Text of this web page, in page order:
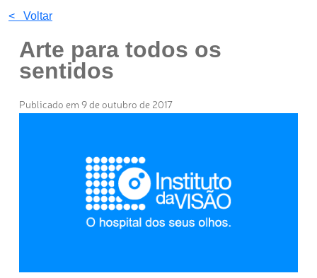
< Voltar
Arte para todos os
sentidos
Publicado em 9 de outubro de 2017